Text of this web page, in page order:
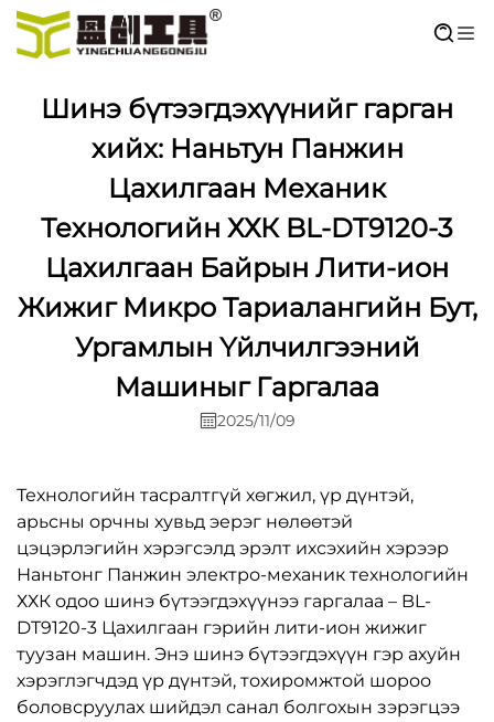
Шинэ бүтээгдэхүүнийг гарган
хийх: Наньтун Панжин
Цахилгаан Механик
Технологийн ХХК BL-DT9120-3
Цахилгаан Байрын Лити-ион
Жижиг Микро Тариалангийн Бут,
Ургамлын Үйлчилгээний
Машиныг Гаргалаа
2025/11/09
Технологийн тасралтгүй хөгжил, үр дүнтэй,
арьсны орчны хувьд эерэг нөлөөтэй
цэцэрлэгийн хэрэгсэлд эрэлт ихсэхийн хэрээр
Наньтонг Панжин электро-механик технологийн
ХХК одоо шинэ бүтээгдэхүүнээ гаргалаа – BL-
DT9120-3 Цахилгаан гэрийн лити-ион жижиг
туузан машин. Энэ шинэ бүтээгдэхүүн гэр ахуйн
хэрэглэгчдэд үр дүнтэй, тохиромжтой шороо
боловсруулах шийдэл санал болгохын зэрэгцээ